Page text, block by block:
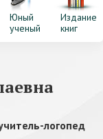
Юный
ученый
Издание
книг
логопед